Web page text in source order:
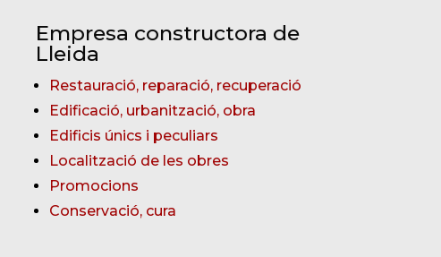
Empresa constructora de
Lleida
Restauració, reparació, recuperació
Edificació, urbanització, obra
Edificis únics i peculiars
Localització de les obres
Promocions
Conservació, cura